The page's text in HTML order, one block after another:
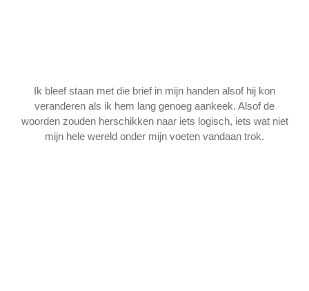
Ik bleef staan met die brief in mijn handen alsof hij kon
veranderen als ik hem lang genoeg aankeek. Alsof de
woorden zouden herschikken naar iets logisch, iets wat niet
mijn hele wereld onder mijn voeten vandaan trok.